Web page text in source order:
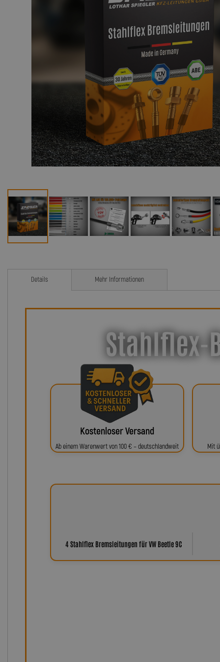
Details
Stahlflex-
Kostenloser Versand
Ab einem Warenwert von 100 € – deutschlandweit Mit
4 Stahlflex Bremsleitungen für VW Beetle 9C
Mehr Informationen